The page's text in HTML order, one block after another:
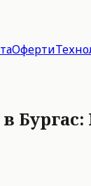
Оферти